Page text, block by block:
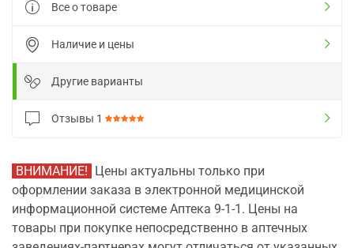
Все о товаре
Наличие и цены
Другие варианты
Отзывы 1
ВНИМАНИЕ! Цены актуальны только при
оформлении заказа в электронной медицинской
информационной системе Аптека 9-1-1. Цены на
товары при покупке непосредственно в аптечных